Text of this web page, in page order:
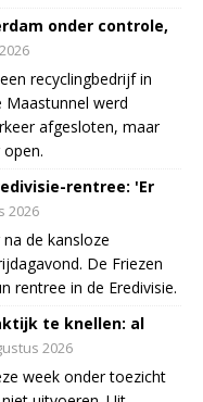
onder controle,
recyclingbedrijf in
werd
afgesloten, maar
rentree: 'Er
2026
de kansloze
De Friezen
rentree in de Eredivisie.
te knellen: al
2026
week onder toezicht